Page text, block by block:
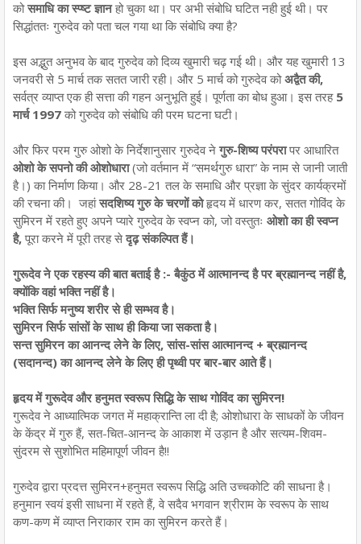
कोसमाधि का स्प्ष्ट ज्ञानहो चुका था। पर अभी संबोधि घटित नही हुई थी। पर
सिद्धांततः गुरुदेव को पता चल गया था कि संबोधि क्या है?
इस अद्भुत अनुभव के बाद गुरुदेव को दिव्य खुमारी चढ़ गई थी। और यह खुमारी 13
जनवरी से 5 मार्च तक सतत जारी रही। और 5 मार्च को गुरुदेव कोअद्वैत की,
सर्वत्र व्याप्त एक ही सत्ता की गहन अनुभूति हुई। पूर्णता का बोध हुआ। इस तरह 5
मार्च 1997 को गुरुदेव को संबोधि की परम घटना घटी।
और फिर परम गुरु ओशो के निर्देशानुसार गुरुदेव ने गुरु-शिष्य परंपरापर आधारित
ओशो के सपनो की ओशोधारा(जो वर्तमान में “समर्थगुरु धारा” के नाम से जानी जाती
है।) का निर्माण किया। और 28-21 तल के समाधि और प्रज्ञा के सुंदर कार्यक्रमों
की रचना की। जहांसदशिष्य गुरु के चरणों कोहृदय में धारण कर, सतत गोविंद के
सुमिरन में रहते हुए अपने प्यारे गुरुदेव के स्वप्न को, जो वस्तुतः ओशो का ही स्वप्न
है, पूरा करने में पूरी तरह से दृढ़ संकल्पित हैं।
गुरूदेव ने एक रहस्य की बात बताई है :- बैकुंठ में आत्मानन्द है पर ब्रह्मानन्द नहीं है,
क्योंकि वहां भक्ति नहीं है।
भक्ति सिर्फ मनुष्य शरीर से ही सम्भव है।
सुमिरन सिर्फ सांसों के साथ ही किया जा सकता है।
सन्त सुमिरन का आनन्द लेने के लिए, सांस-सांस आत्मानन्द + ब्रह्मानन्द
(सदानन्द) का आनन्द लेने के लिए ही पृथ्वी पर बार-बार आते हैं।
हृदय में गुरूदेव और हनुमत स्वरूप सिद्धि के साथ गोविंद का सुमिरन!
गुरूदेव ने आध्यात्मिक जगत में महाक्रान्ति ला दी है; ओशोधारा के साधकों के जीवन
के केंद्र में गुरु हैं, सत-चित-आनन्द के आकाश में उड़ान है और सत्यम-शिवम-
सुंदरम से सुशोभित महिमापूर्ण जीवन है!!
गुरुदेव द्वारा प्रदत्त सुमिरन+हनुमत स्वरूप सिद्धि अति उच्चकोटि की साधना है।
हनुमान स्वयं इसी साधना में रहते हैं, वे सदैव भगवान श्रीराम के स्वरूप के साथ
कण-कण में व्याप्त निराकार राम का सुमिरन करते हैं।